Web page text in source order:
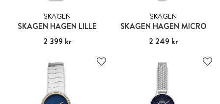
SKAGEN
SKAGEN HAGEN LILLE
Pris :2 399 kr
2 399 kr
SKAGEN
SKAGEN HAGEN MICRO
Pris :2 249 kr
2 249 kr